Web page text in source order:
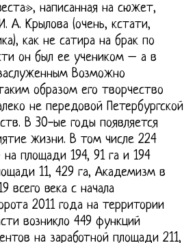
написанная на сюжет,
А. Крылова (очень, кстати,
как не сатира на брак по
он был ее учеником – а в
Возможно
образом его творчество
не передовой Петербургской
В 30-ые годы появляется
жизни. В том числе 224
площади 194, 91 га и 194
11, 429 га, Академизм в
всего века с начала
2011 года на территории
возникло 449 функций
на заработной площади 211,